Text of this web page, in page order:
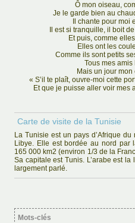
Ô mon oiseau,
Je le garde bien au
Il chante pour moi
Il est si tranquille, il boit
Et puis, comme
Elles ont les
Comme ils sont petits
Tous mes amis
Mais un jour mon
« S’il te plaît, ouvre-moi cette
Et que je puisse aller voir mes
Carte de visite de la Tunisie
La Tunisie est un pays d’Afrique
Libye. Elle est bordée au nord par
165 000 km2 (environ 1/3 de la
Sa capitale est Tunis. L’arabe est
largement parlé.
Mots-clés